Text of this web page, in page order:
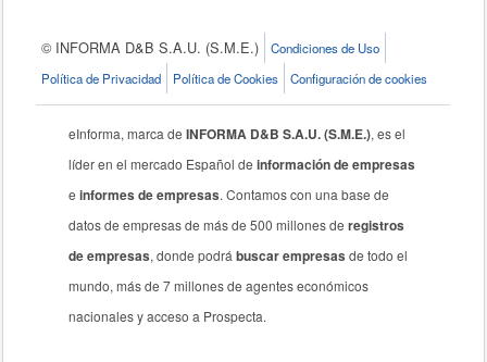
© INFORMA D&B S.A.U. (S.M.E.)
Condiciones de Uso
Política de Privacidad
Política de Cookies Configuración de cookies
eInforma, marca deINFORMA D&B S.A.U. (S.M.E.), es el
líder en el mercado Español deinformación de empresas
einformes de empresas. Contamos con una base de
datos de empresas de más de 500 millones deregistros
de empresas, donde podrábuscar empresas de todo el
mundo, más de 7 millones de agentes económicos
nacionales y acceso a Prospecta.